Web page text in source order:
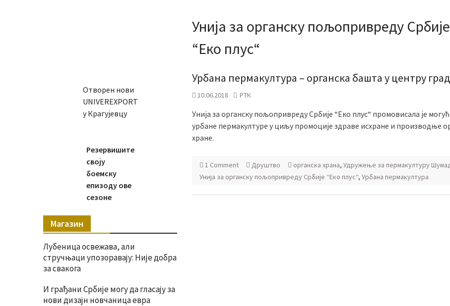
Унија за органску пољопривреду Србије
“Еко плус“
Урбана пермакултура – органска башта у центру
10.06.2018 РТК
Унија за органску пољопривреду Србије “Еко плус“ промовисала је
урбане пермакултуре у циљу промоције здраве исхране и производње
хране.
1 Comment Друштво органска храна, Удружење за пермакултуру
Унија за органску пољопривреду Србије “Еко плус“, Урбана пермакултура
Отворен нови
UNIVEREXPORT
у Крагујевцу
Резервишите
своју
боемску
епизоду ове
сезоне
Магазин
Лубеница освежава, али
стручњаци упозоравају: Није добра
за свакога
И грађани Србије могу да гласају за
нови дизајн новчаница евра